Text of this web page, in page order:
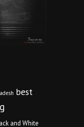
best
and White